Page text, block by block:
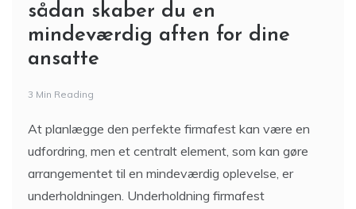
sådan skaber du en
mindeværdig aften for dine
ansatte
3 Min Reading
At planlægge den perfekte firmafest kan være en
udfordring, men et centralt element, som kan gøre
arrangementet til en mindeværdig oplevelse, er
underholdningen. Underholdning firmafest